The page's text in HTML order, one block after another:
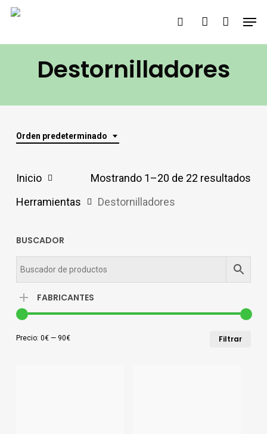
Saltar
contenido
buscar account
Destornilladores
Orden predeterminado
Mostrando 1–20 de 22 resultados
Inicio
Herramientas
Destornilladores
BUSCADOR
FABRICANTES
Filtrar
Precio: 0€— 90€